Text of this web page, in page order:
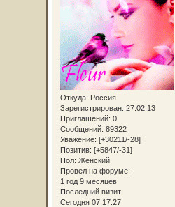
Откуда: Россия
Зарегистрирован: 27.02.13
Приглашений: 0
Сообщений: 89322
Уважение: [+30211/-28]
Позитив: [+5847/-31]
Пол: Женский
Провел на форуме:
1 год 9 месяцев
Последний визит:
Сегодня 07:17:27